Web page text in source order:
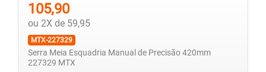
105,90
ou 2X de 59,95
MTX-227329
Serra Meia Esquadria Manual de Precisão 420mm
227329 MTX